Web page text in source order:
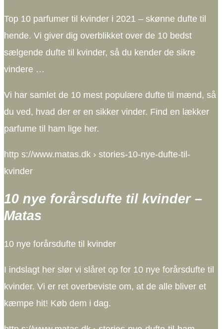
Top 10 parfumer til kvinder i 2021 – skønne dufte til
hende. Vi giver dig overblikket over de 10 bedst
sælgende dufte til kvinder, så du kender de sikre
vindere …
Vi har samlet de 10 mest populære dufte til mænd, så
du ved, hvad der er en sikker vinder. Find en lækker
parfume til ham lige her.
http s://www.matas.dk › stories-10-nye-dufte-til-
kvinder
10 nye forårsdufte til kvinder –
Matas
10 nye forårsdufte til kvinder
I indslagt her slør vi slåret op for 10 nye forårsdufte til
kvinder. Vi er ret overbeviste om, at de alle bliver et
kæmpe hit! Køb dem i dag.